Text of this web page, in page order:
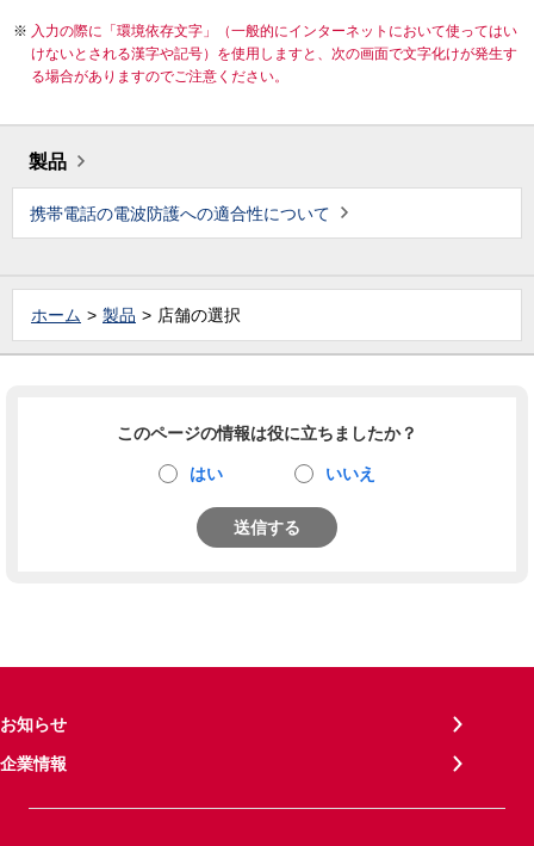
入力の際に「環境依存文字」（一般的にインターネットにおいて使ってはい
けないとされる漢字や記号）を使用しますと、次の画面で文字化けが発生す
る場合がありますのでご注意ください。
製品
携帯電話の電波防護への適合性について
ホーム 製品 店舗の選択
このページの情報は役に立ちましたか？
はい いいえ
送信する
お知らせ
企業情報